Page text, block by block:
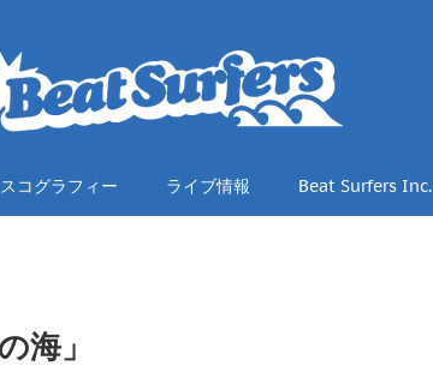
コグラフィー ライブ情報 Beat Surfers Inc.
海」